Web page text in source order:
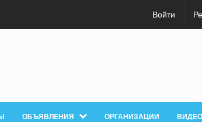
Войти
ОБЪЯВЛЕНИЯ ОРГАНИЗАЦИИ ВИДЕО